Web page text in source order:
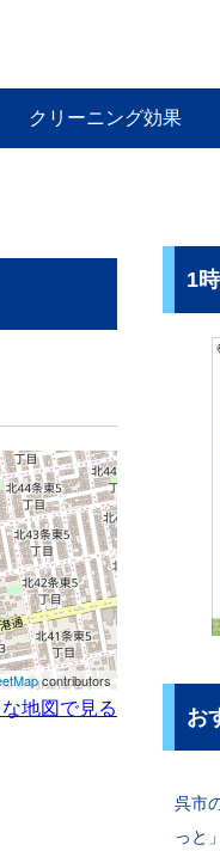
クリーニング効果
contributors
地図で見る
1
お
呉市
っと」